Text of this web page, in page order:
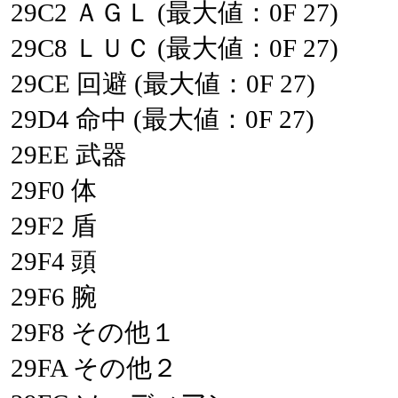
29C2 ＡＧＬ (最大値：0F 27)
29C8 ＬＵＣ (最大値：0F 27)
29CE 回避 (最大値：0F 27)
29D4 命中 (最大値：0F 27)
29EE 武器
29F0 体
29F2 盾
29F4 頭
29F6 腕
29F8 その他１
29FA その他２